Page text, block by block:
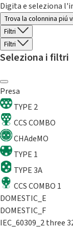
Digita e seleziona
Trova la colonnina piú
Filtri
Filtri
Seleziona i filtri
Presa
TYPE 2
CCS COMBO
CHAdeMO
TYPE 1
TYPE 3A
CCS COMBO 1
DOMESTIC_E
DOMESTIC_F
IEC_60309_2 three